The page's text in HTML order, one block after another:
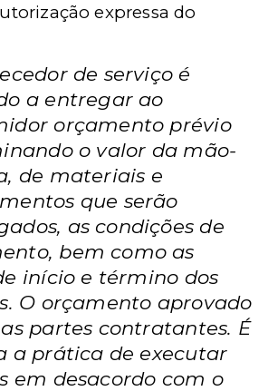
expressa do
de serviço é
a entregar ao
orçamento prévio
o valor da mão-
de materiais e
que serão
as condições de
bem como as
início e término dos
O orçamento aprovado
partes contratantes. É
a prática de executar
em desacordo com o